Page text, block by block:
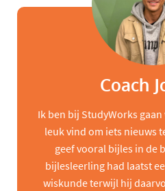
Coach
Ik ben bij StudyWorks
leuk vind om iets nieuws
geef vooral bijles in de
bijlesleerling had laatst
wiskunde terwijl hij